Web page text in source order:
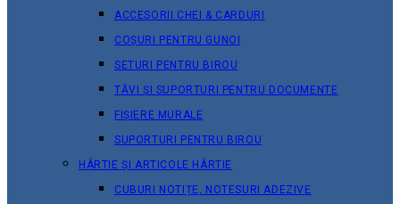
ACCESORII CHEI & СARDURI
COȘURI PENTRU GUNOI
SETURI PENTRU BIROU
TĂVI ȘI SUPORTURI PENTRU DOCUMENTE
FIȘIERE MURALE
SUPORTURI PENTRU BIROU
HÂRTIE ȘI ARTICOLE HÂRTIE
CUBURI NOTIȚE, NOTESURI ADEZIVE